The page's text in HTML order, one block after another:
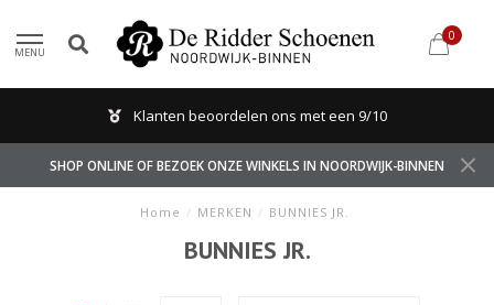
MENU
0
Klanten beoordelen ons met een 9/10
SHOP ONLINE OF BEZOEK ONZE WINKELS IN NOORDWIJK-BINNEN
Home / MERKEN / BUNNIES JR.
BUNNIES JR.